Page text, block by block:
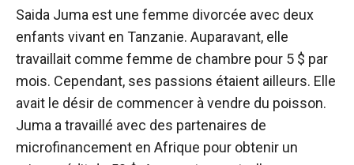
Saida Juma est une femme divorcée avec deux
enfants vivant en Tanzanie. Auparavant, elle
travaillait comme femme de chambre pour 5 $ par
mois. Cependant, ses passions étaient ailleurs. Elle
avait le désir de commencer à vendre du poisson.
Juma a travaillé avec des partenaires de
microfinancement en Afrique pour obtenir un